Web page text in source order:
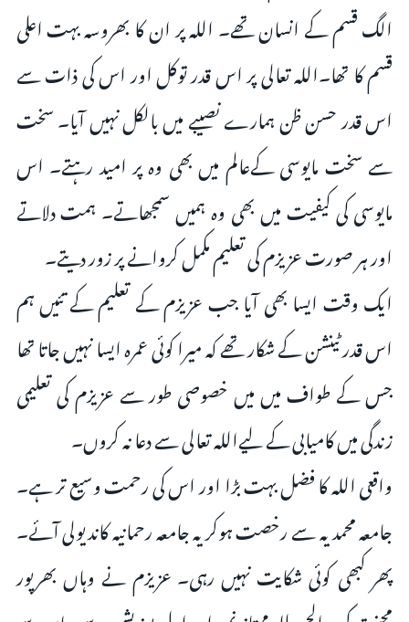
الگ قسم کے انسان تھے۔ اللہ پر ان کا بھروسہ بہت اعلى
قسم کا تھا۔اللہ تعالى پر اس قدر توکل اور اس کی ذات سے
اس قدر حسن ظن ہمارے نصیبے میں بالکل نہیں آیا۔ سخت
سے سخت مایوسی کےعالم میں بھی وہ پر امید رہتے۔ اس
مایوسی کی کیفیت میں بھی وہ ہمیں سمجھاتے۔ ہمت دلاتے
اور ہر صورت عزیزم کی تعلیم مکمل کروانے پر زور دیتے۔
ایک وقت ایسا بھی آیا جب عزیزم کے تعلیم کے تئیں ہم
اس قدر ٹینشن کے شکار تھے کہ میرا کوئی عمرہ ایسا نہیں جاتا تھا
جس کے طواف میں میں خصوصی طور سے عزیزم کی تعلیمی
زندگی میں کامیابی کے لیےاللہ تعالى سے دعا نہ کروں۔
واقعی اللہ کا فضل بہت بڑا اور اس کی رحمت وسیع تر ہے۔
جامعہ محمدیہ سے رخصت ہوکر یہ جامعہ رحمانیہ کاندیولی آئے۔
پھر کبھی کوئی شکایت نہیں رہی۔ عزیزم نے وہاں بھرپور